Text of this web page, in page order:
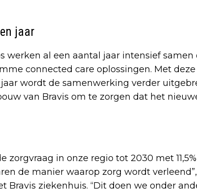
jaar
werken al een aantal jaar intensief
connected care oplossingen. Met deze
wordt de samenwerking verder
van Bravis om te zorgen dat het
zorgvraag in onze regio tot 2030 met
de manier waarop zorg wordt
Bravis ziekenhuis. “Dit doen we onder